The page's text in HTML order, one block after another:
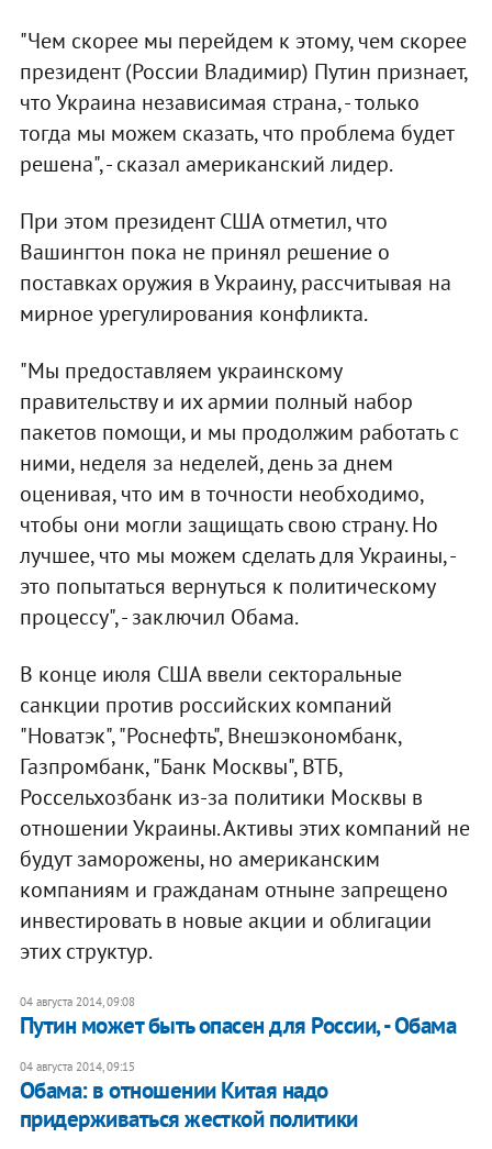
"Чем скорее мы перейдем к этому, чем скорее
президент (России Владимир) Путин признает,
что Украина независимая страна, - только
тогда мы можем сказать, что проблема будет
решена", - сказал американский лидер.
При этом президент США отметил, что
Вашингтон пока не принял решение о
поставках оружия в Украину, рассчитывая на
мирное урегулирования конфликта.
"Мы предоставляем украинскому
правительству и их армии полный набор
пакетов помощи, и мы продолжим работать с
ними, неделя за неделей, день за днем
оценивая, что им в точности необходимо,
чтобы они могли защищать свою страну. Но
лучшее, что мы можем сделать для Украины, -
это попытаться вернуться к политическому
процессу", - заключил Обама.
В конце июля США ввели секторальные
санкции против российских компаний
"Новатэк", "Роснефть", Внешэкономбанк,
Газпромбанк, "Банк Москвы", ВТБ,
Россельхозбанк из-за политики Москвы в
отношении Украины. Активы этих компаний не
будут заморожены, но американским
компаниям и гражданам отныне запрещено
инвестировать в новые акции и облигации
этих структур.
04 августа 2014, 09:08
Путин может быть опасен для России, - Обама
04 августа 2014, 09:15
Обама: в отношении Китая надо
придерживаться жесткой политики